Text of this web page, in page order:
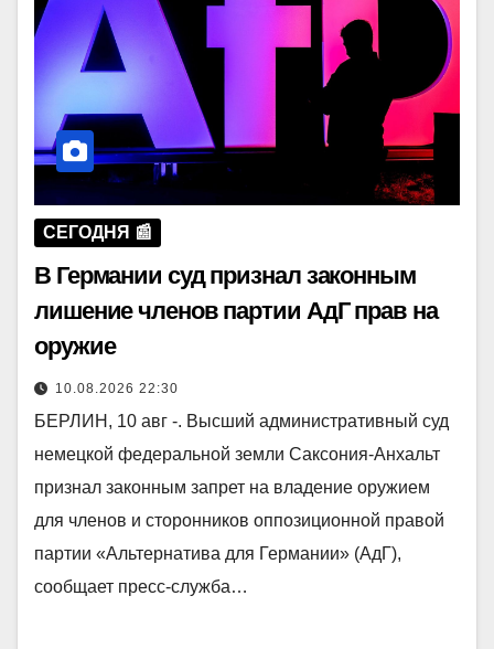
СЕГОДНЯ 📰
В Германии суд признал законным
лишение членов партии АдГ прав на
оружие
10.08.2026 22:30
БЕРЛИН, 10 авг -. Высший административный суд
немецкой федеральной земли Саксония-Анхальт
признал законным запрет на владение оружием
для членов и сторонников оппозиционной правой
партии «Альтернатива для Германии» (АдГ),
сообщает пресс-служба…